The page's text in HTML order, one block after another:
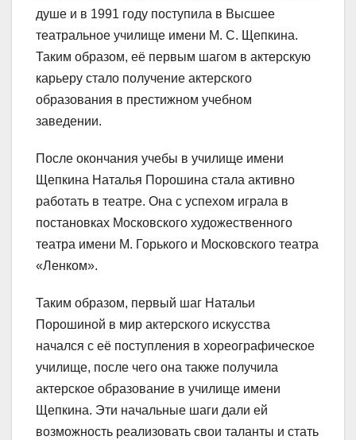
душе и в 1991 году поступила в Высшее
театральное училище имени М. С. Щепкина.
Таким образом, её первым шагом в актерскую
карьеру стало получение актерского
образования в престижном учебном
заведении.
После окончания учебы в училище имени
Щепкина Наталья Порошина стала активно
работать в театре. Она с успехом играла в
постановках Московского художественного
театра имени М. Горького и Московского театра
«Ленком».
Таким образом, первый шаг Натальи
Порошиной в мир актерского искусства
начался с её поступления в хореографическое
училище, после чего она также получила
актерское образование в училище имени
Щепкина. Эти начальные шаги дали ей
возможность реализовать свои таланты и стать